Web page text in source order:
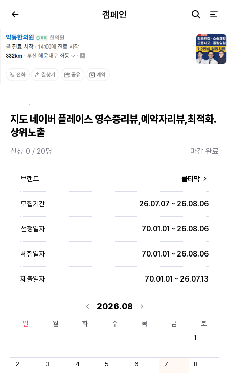
캠페인
·
지도 네이버 플레이스 영수증리뷰,예약자리뷰,최적화.
상위노출
신청 0 / 20명 마감 완료
브랜드 클티막
모집기간 26.07.07 ~ 26.08.06
선정일자 70.01.01 ~ 26.08.06
체험일자 70.01.01 ~ 26.08.06
제출일자 70.01.01 ~ 26.07.13
2026.08
일 월 화 수 목 금
토
1
2 3 4 5 6 7 8